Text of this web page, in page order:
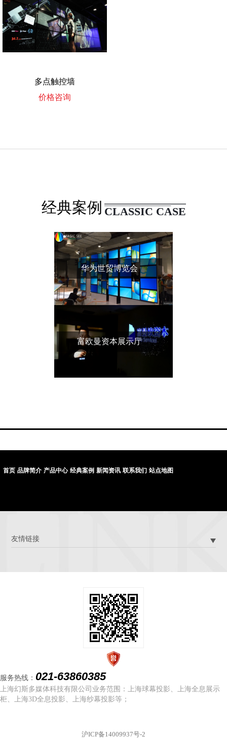
多点触控墙
价格咨询
经典案例 CLASSIC CASE
华为世贸博览会
富欧曼资本展示厅
首页 品牌简介 产品中心 经典案例 新闻资讯 联系我们 站点地图
友情链接
服务热线： 021-63860385
上海幻斯多媒体科技有限公司业务范围：上海球幕投影、上海全息展示
柜、上海3D全息投影、上海纱幕投影等；
沪ICP备14009937号-2